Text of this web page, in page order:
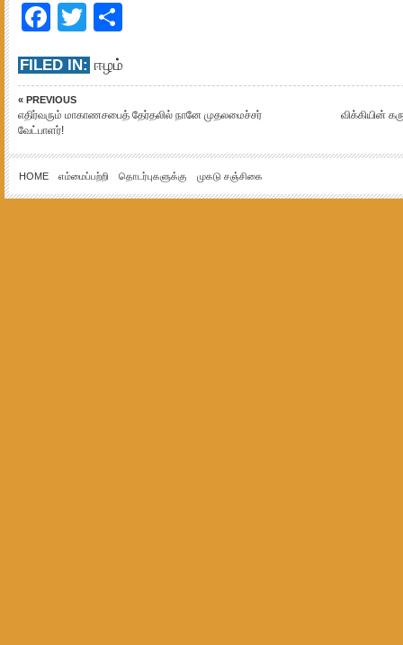
Facebook
Twitter
FILED IN: ஈழம்
« PREVIOUS
எதிர்வரும் மாகாணசபைத் தேர்தலில் நானே முதலமைச்சர்
வேட்பாளர்!
விக்கியின்
HOME எம்மைப்பற்றி தொடர்புகளுக்கு முகடு சஞ்சிகை